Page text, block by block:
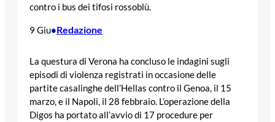
contro i bus dei tifosi rossoblù.
9 Giu•Redazione
La questura di Verona ha concluso le indagini sugli
episodi di violenza registrati in occasione delle
partite casalinghe dell’Hellas contro il Genoa, il 15
marzo, e il Napoli, il 28 febbraio. L’operazione della
Digos ha portato all’avvio di 17 procedure per